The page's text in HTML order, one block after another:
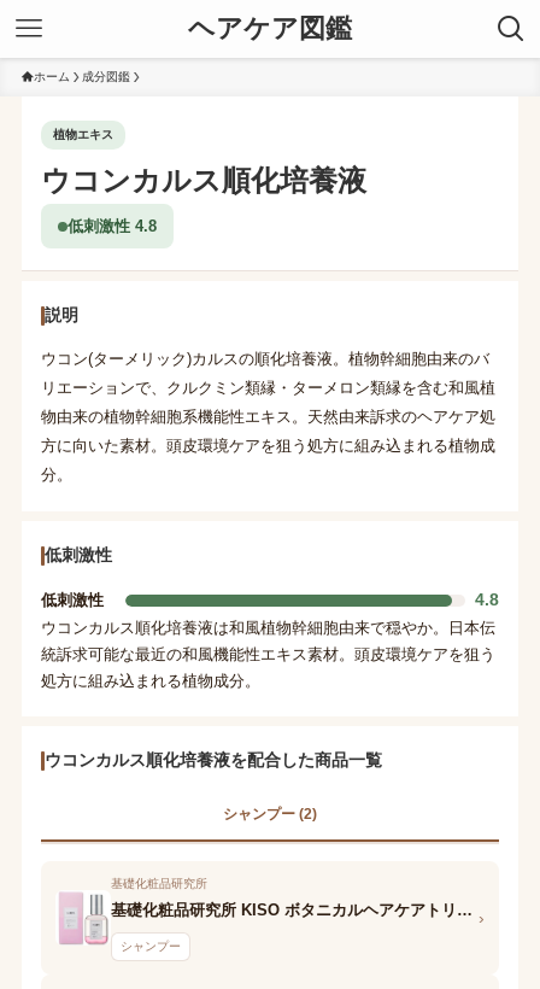
ヘアケア図鑑
ホーム 成分図鑑
植物エキス
ウコンカルス順化培養液
低刺激性 4.8
説明
ウコン(ターメリック)カルスの順化培養液。植物幹細胞由来のバ
リエーションで、クルクミン類縁・ターメロン類縁を含む和風植
物由来の植物幹細胞系機能性エキス。天然由来訴求のヘアケア処
方に向いた素材。頭皮環境ケアを狙う処方に組み込まれる植物成
分。
低刺激性
低刺激性 4.8
ウコンカルス順化培養液は和風植物幹細胞由来で穏やか。日本伝
統訴求可能な最近の和風機能性エキス素材。頭皮環境ケアを狙う
処方に組み込まれる植物成分。
ウコンカルス順化培養液を配合した商品一覧
シャンプー (2)
基礎化粧品研究所
基礎化粧品研究所 KISO ボタニカルヘアケアトリートメント モイスト
シャンプー
›